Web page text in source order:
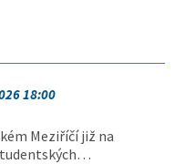
18:00
Meziříčí již na